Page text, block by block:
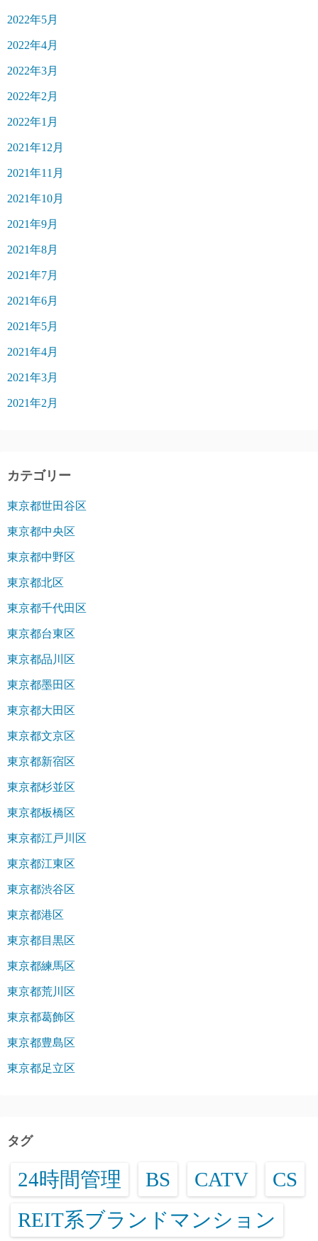
2022年5月
2022年4月
2022年3月
2022年2月
2022年1月
2021年12月
2021年11月
2021年10月
2021年9月
2021年8月
2021年7月
2021年6月
2021年5月
2021年4月
2021年3月
2021年2月
カテゴリー
東京都世田谷区
東京都中央区
東京都中野区
東京都北区
東京都千代田区
東京都台東区
東京都品川区
東京都墨田区
東京都大田区
東京都文京区
東京都新宿区
東京都杉並区
東京都板橋区
東京都江戸川区
東京都江東区
東京都渋谷区
東京都港区
東京都目黒区
東京都練馬区
東京都荒川区
東京都葛飾区
東京都豊島区
東京都足立区
タグ
24時間管理 BS CATV CS
REIT系ブランドマンション